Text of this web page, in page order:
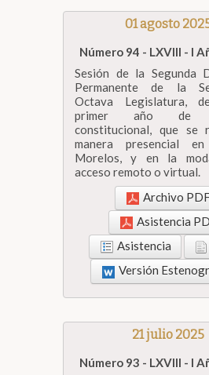
01 agosto
Número 94 - LXVIII - I
Sesión de la Segunda
Permanente de la
Octava Legislatura,
primer año de
constitucional, que se
manera presencial
Morelos, y en la
acceso remoto o virtual.
Archivo
Asistencia
Asistencia
Versión
21 julio 2025
Número 93 - LXVIII - I